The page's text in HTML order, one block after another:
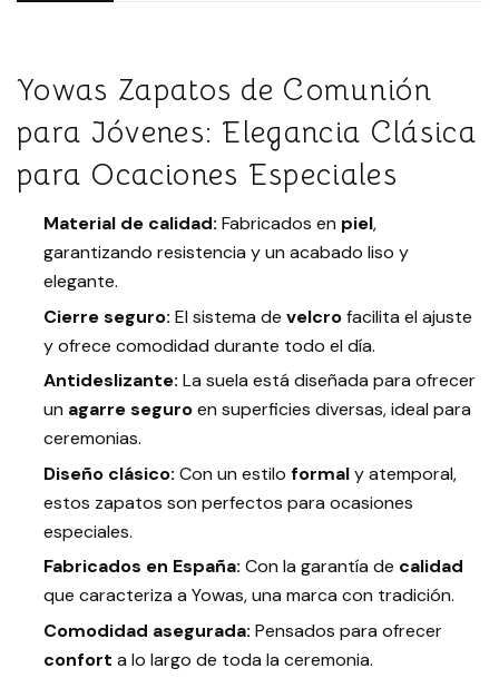
Yowas Zapatos de Comunión
para Jóvenes: Elegancia Clásica
para Ocaciones Especiales
Material de calidad: Fabricados en piel,
garantizando resistencia y un acabado liso y
elegante.
Cierre seguro: El sistema de velcrofacilita el ajuste
y ofrece comodidad durante todo el día.
Antideslizante: La suela está diseñada para ofrecer
un agarre seguroen superficies diversas, ideal para
ceremonias.
Diseño clásico: Con un estilo formaly atemporal,
estos zapatos son perfectos para ocasiones
especiales.
Fabricados en España: Con la garantía de calidad
que caracteriza a Yowas, una marca con tradición.
Comodidad asegurada: Pensados para ofrecer
confort a lo largo de toda la ceremonia.